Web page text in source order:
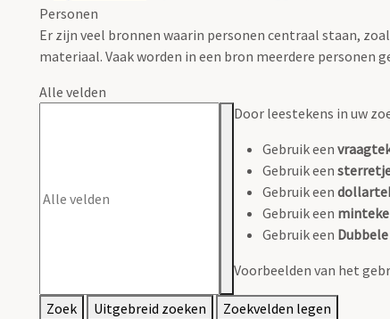
Personen
Er zijn veel bronnen waarin personen centraal staan,
materiaal. Vaak worden in een bron meerdere personen
Alle velden
Door leestekens in uw
Gebruik een
Gebruik een
Gebruik een
Gebruik een
Gebruik een
Voorbeelden van het
Zoek Uitgebreid zoeken
Zoekvelden legen